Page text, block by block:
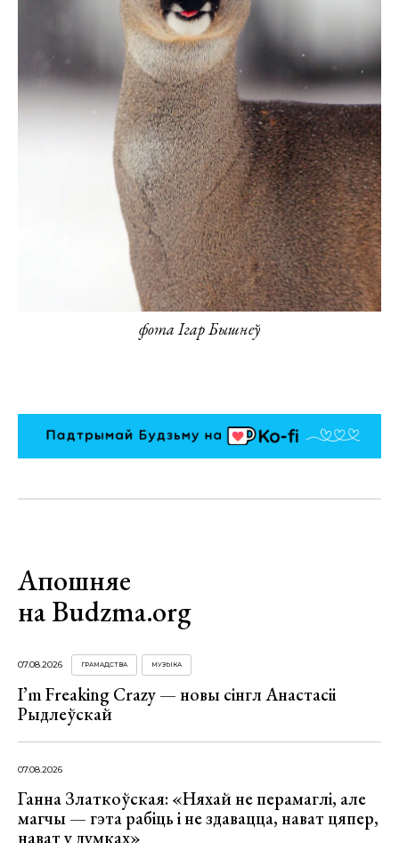
фота Ігар Бышнеў
Апошняе
на Budzma.org
07.08.2026 ГРАМАДСТВА МУЗЫКА
I’m Freaking Crazy — новы сінгл Анастасіі
Рыдлеўскай
07.08.2026
Ганна Златкоўская: «Няхай не перамаглі, але
магчы — гэта рабіць і не здавацца, нават цяпер,
нават у думках»